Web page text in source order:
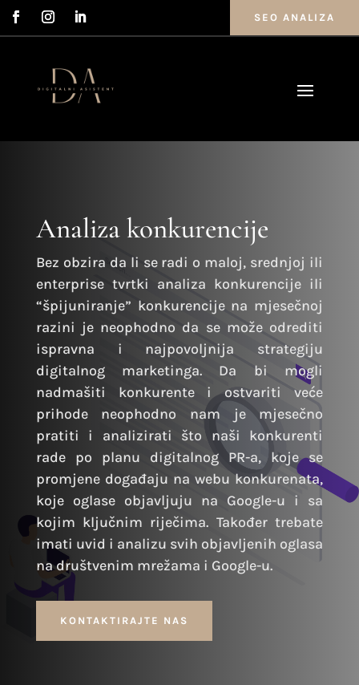
SEO ANALIZA
Analiza konkurencije
Bez obzira da li se radi o maloj, srednjoj ili
enterprise tvrtki analiza konkurencije ili
“špijuniranje” konkurencije na mjesečnoj
razini je neophodno da se može odrediti
ispravna i najpovoljnija strategiju
digitalnog marketinga. Da bi mogli
nadmašiti konkurente i ostvariti veće
prihode neophodno nam je mjesečno
pratiti i analizirati što naši konkurenti
rade po planu digitalnog PR-a, koje se
promjene događaju na webu konkurenata,
koje oglase objavljuju na Google-u i sa
kojim ključnim riječima. Također trebate
imati uvid i analizu svih objavljenih oglasa
na društvenim mrežama i Google-u.
KONTAKTIRAJTE NAS